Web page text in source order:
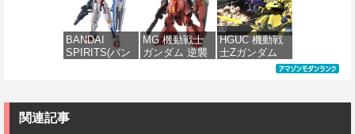
(ガルマ専用機)
(機動戦士ガン
価格：¥2,982
MSM-03 ゴッ
グ 1/144スケー
ル 色分け済み
プラモデル
ダム キュベレ
イ 1/144スケー
ル 色分け済み
プラモデル
ガンダムレオ
パルド 1/144ス
ケール 色分け
済みプラモデ
ル
BANDAI
SPIRITS(バン
機動戦士ガン
ダム 水星の魔
MG 機動戦士
ガンダム 逆襲
ケール 色分け
HGUC 機動戦
士Zガンダム
PMX-003 ジ・
プラモデル
関連記事